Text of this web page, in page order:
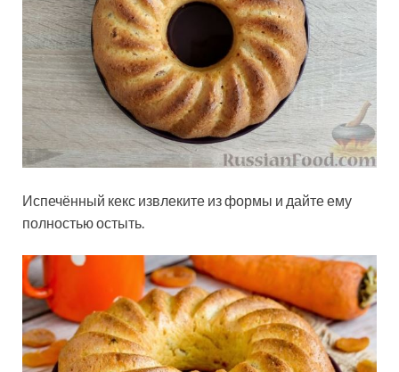
Испечённый кекс извлеките из формы и дайте ему
полностью остыть.